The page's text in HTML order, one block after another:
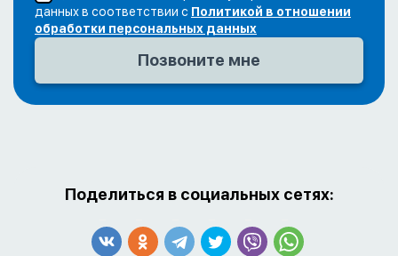
данных в соответствии с Политикой в отношении
обработки персональных данных
Поделиться в социальных сетях: